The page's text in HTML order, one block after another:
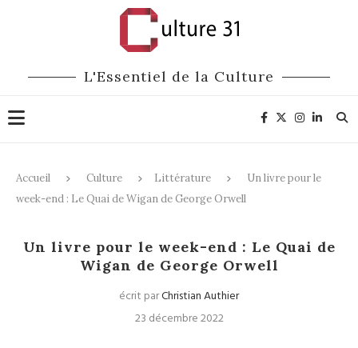
L'Essentiel de la Culture
Accueil Culture Littérature
Un livre pour le
week-end : Le Quai de Wigan de George Orwell
Un livre pour le week-end : Le Quai de
Wigan de George Orwell
écrit parChristian Authier
23 décembre 2022